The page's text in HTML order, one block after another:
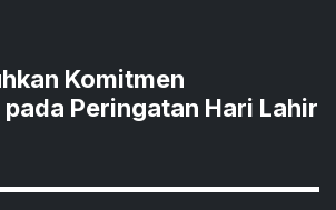
Komitmen
Peringatan Hari Lahir